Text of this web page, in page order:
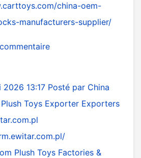
china-oem-
manufacturers-supplier/
2026 13:17 Posté par China
Toys Exporter Exporters
Plush Toys Factories &